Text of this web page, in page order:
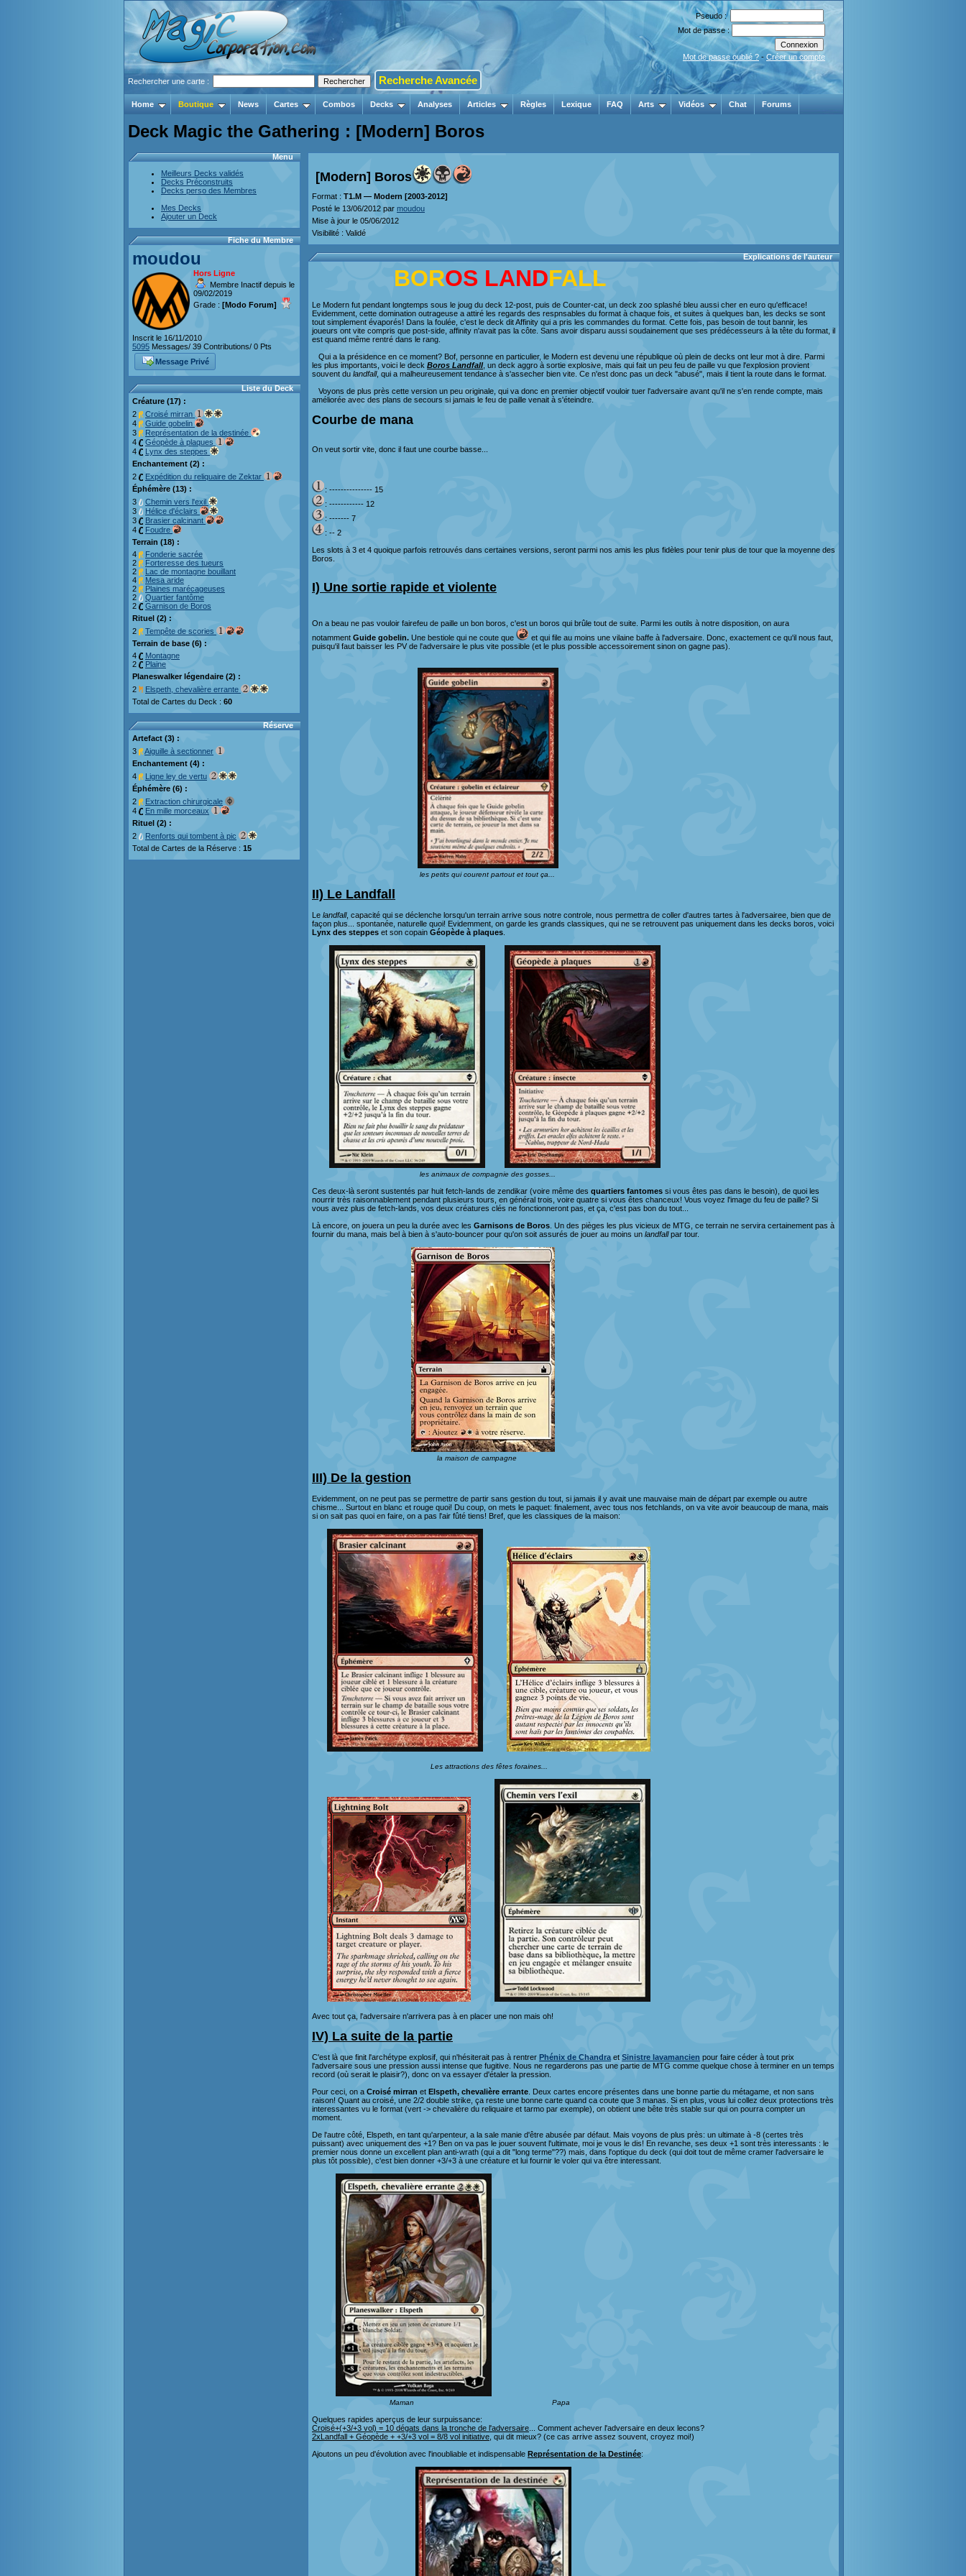
Pseudo :
Mot de passe :
Mot de passe oublié ? - Créer un compte
Rechercher une carte : Recherche Avancée
Home Boutique News Cartes Combos Decks Analyses Articles Règles Lexique FAQ Arts Vidéos Chat Forums
Deck Magic the Gathering : [Modern] Boros
Menu
Meilleurs Decks validés
Decks Préconstruits
Decks perso des Membres
Mes Decks
Ajouter un Deck
Fiche du Membre
moudou
Hors Ligne
Membre Inactif depuis le
09/02/2019
Grade : [Modo Forum]
Inscrit le 16/11/2010
5095 Messages/ 39 Contributions/ 0 Pts
Message Privé
Liste du Deck
Créature (17) :
2
Croisé mirran
4
Guide gobelin
3
Représentation de la destinée
4
Géopède à plaques
4
Lynx des steppes
Enchantement (2) :
2
Expédition du reliquaire de Zektar
Éphémère (13) :
3
Chemin vers l'exil
3
Hélice d'éclairs
3
Brasier calcinant
4
Foudre
Terrain (18) :
4
Fonderie sacrée
2
Forteresse des tueurs
2
Lac de montagne bouillant
4
Mesa aride
2
Plaines marécageuses
2
Quartier fantôme
2
Garnison de Boros
Rituel (2) :
2
Tempête de scories
Terrain de base (6) :
4
Montagne
2
Plaine
Planeswalker légendaire (2) :
2
Elspeth, chevalière errante
Total de Cartes du Deck : 60
Réserve
Artefact (3) :
3
Aiguille à sectionner
Enchantement (4) :
4
Ligne ley de vertu
Éphémère (6) :
2
Extraction chirurgicale
4
En mille morceaux
Rituel (2) :
2
Renforts qui tombent à pic
Total de Cartes de la Réserve : 15
[Modern] Boros
Format : T1.M — Modern [2003-2012]
Posté le 13/06/2012 par moudou
Mise à jour le 05/06/2012
Visibilité : Validé
Explications de l'auteur
BOROS LANDFALL
Le Modern fut pendant longtemps sous le joug du deck 12-post, puis de Counter-cat, un deck zoo splashé bleu aussi cher en euro qu'efficace!
Evidemment, cette domination outrageuse a attiré les regards des respnsables du format à chaque fois, et suites à quelques ban, les decks se sont
tout simplement évaporés! Dans la foulée, c'est le deck dit Affinity qui a pris les commandes du format. Cette fois, pas besoin de tout bannir, les
joueurs ont vite compris que post-side, affinity n'avait pas la côte. Sans avoir disparu aussi soudainement que ses prédécesseurs à la tête du format, il
est quand même rentré dans le rang.
Qui a la présidence en ce moment? Bof, personne en particulier, le Modern est devenu une république où plein de decks ont leur mot à dire. Parmi
les plus importants, voici le deck Boros Landfall, un deck aggro à sortie explosive, mais qui fait un peu feu de paille vu que l'explosion provient
souvent du landfall, qui a malheureusement tendance à s'assecher bien vite. Ce n'est donc pas un deck "abusé", mais il tient la route dans le format.
Voyons de plus près cette version un peu originale, qui va donc en premier objectif vouloir tuer l'adversaire avant qu'il ne s'en rende compte, mais
améliorée avec des plans de secours si jamais le feu de paille venait à s'éteindre.
Courbe de mana
On veut sortir vite, donc il faut une courbe basse...
: --------------- 15
: ------------ 12
: ------- 7
: -- 2
Les slots à 3 et 4 quoique parfois retrouvés dans certaines versions, seront parmi nos amis les plus fidèles pour tenir plus de tour que la moyenne des
Boros.
I) Une sortie rapide et violente
On a beau ne pas vouloir fairefeu de paille un bon boros, c'est un boros qui brûle tout de suite. Parmi les outils à notre disposition, on aura
notamment Guide gobelin. Une bestiole qui ne coute que
et qui file au moins une vilaine baffe à l'adversaire. Donc, exactement ce qu'il nous faut,
puisqu'il faut baisser les PV de l'adversaire le plus vite possible (et le plus possible accessoirement sinon on gagne pas).
les petits qui courent partout et tout ça...
II) Le Landfall
Le landfall, capacité qui se déclenche lorsqu'un terrain arrive sous notre controle, nous permettra de coller d'autres tartes à l'adversairee, bien que de
façon plus... spontanée, naturelle quoi! Evidemment, on garde les grands classiques, qui ne se retrouvent pas uniquement dans les decks boros, voici
Lynx des steppes et son copain Géopède à plaques
les animaux de compagnie des gosses...
Ces deux-là seront sustentés par huit fetch-lands de zendikar (voire même des quartiers fantomes si vous êtes pas dans le besoin), de quoi les
nourrir très raisonnablement pendant plusieurs tours, en général trois, voire quatre si vous êtes chanceux! Vous voyez l'image du feu de paille? Si
vous avez plus de fetch-lands, vos deux créatures clés ne fonctionneront pas, et ça, c'est pas bon du tout...
Là encore, on jouera un peu la durée avec les Garnisons de Boros . Un des pièges les plus vicieux de MTG, ce terrain ne servira certainement pas à
fournir du mana, mais bel à bien à s'auto-bouncer pour qu'on soit assurés de jouer au moins un landfallpar tour.
la maison de campagne
III) De la gestion
Evidemment, on ne peut pas se permettre de partir sans gestion du tout, si jamais il y avait une mauvaise main de départ par exemple ou autre
chisme... Surtout en blanc et rouge quoi! Du coup, on mets le paquet: finalement, avec tous nos fetchlands, on va vite avoir beaucoup de mana, mais
si on sait pas quoi en faire, on a pas l'air fûté tiens! Bref, que les classiques de la maison:
Les attractions des fêtes foraines...
Avec tout ça, l'adversaire n'arrivera pas à en placer une non mais oh!
IV) La suite de la partie
C'est là que finit l'archétype explosif, qui n'hésiterait pas à rentrer Phénix de Chandra et Sinistre lavamancien pour faire céder à tout prix
l'adversaire sous une pression aussi intense que fugitive. Nous ne regarderons pas une partie de MTG comme quelque chose à terminer en un temps
record (où serait le plaisir?), donc on va essayer d'étaler la pression.
Pour ceci, on a Croisé mirran et Elspeth, chevalière errante . Deux cartes encore présentes dans une bonne partie du métagame, et non sans
raison! Quant au croisé, une 2/2 double strike, ça reste une bonne carte quand ca coute que 3 manas. Si en plus, vous lui collez deux protections très
interessantes vu le format (vert -> chevalière du reliquaire et tarmo par exemple), on obtient une bête très stable sur qui on pourra compter un
moment.
De l'autre côté, Elspeth, en tant qu'arpenteur, a la sale manie d'être abusée par défaut. Mais voyons de plus près: un ultimate à -8 (certes très
puissant) avec uniquement des +1? Ben on va pas le jouer souvent l'ultimate, moi je vous le dis! En revanche, ses deux +1 sont très interessants : le
premier nous donne un excellent plan anti-wrath (qui a dit "long terme"??) mais, dans l'optique du deck (qui doit tout de même cramer l'adversaire le
plus tôt possible), c'est bien donner +3/+3 à une créature et lui fournir le voler qui va être interessant.
Maman Papa
Quelques rapides aperçus de leur surpuissance:
Croisé+(+3/+3 vol) = 10 dégats dans la tronche de l'adversaire ... Comment achever l'adversaire en deux lecons?
2xLandfall + Géopède + +3/+3 vol = 8/8 vol initiative , qui dit mieux? (ce cas arrive assez souvent, croyez moi!)
Ajoutons un peu d'évolution avec l'inoubliable et indispensable Représentation de la Destinée: